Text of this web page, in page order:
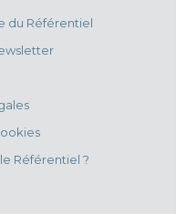
du Référentiel
Référentiel ?